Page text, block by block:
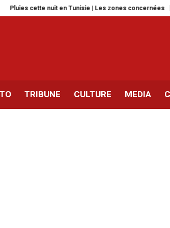
en Tunisie | Les zones concernées Kaouther Ben
TRIBUNE CULTURE MEDIA